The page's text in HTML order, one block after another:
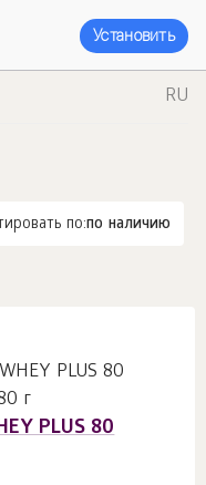
Установить
RU
по:по наличию
PLUS 80